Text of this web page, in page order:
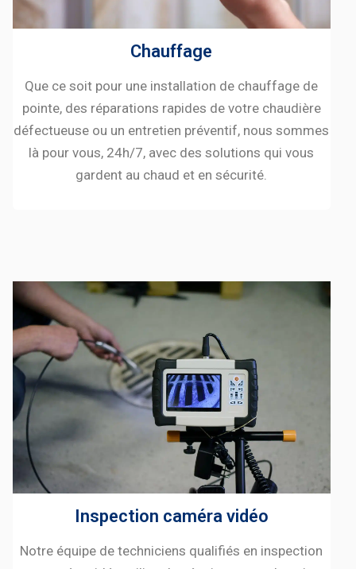
Chauffage
Que ce soit pour une installation de chauffage de
pointe, des réparations rapides de votre chaudière
défectueuse ou un entretien préventif, nous sommes
là pour vous, 24h/7, avec des solutions qui vous
gardent au chaud et en sécurité.
Inspection caméra vidéo
Notre équipe de techniciens qualifiés en inspection